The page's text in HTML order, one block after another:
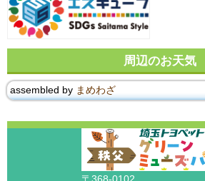
周辺のお天気
assembled by まめわざ
〒368-0102